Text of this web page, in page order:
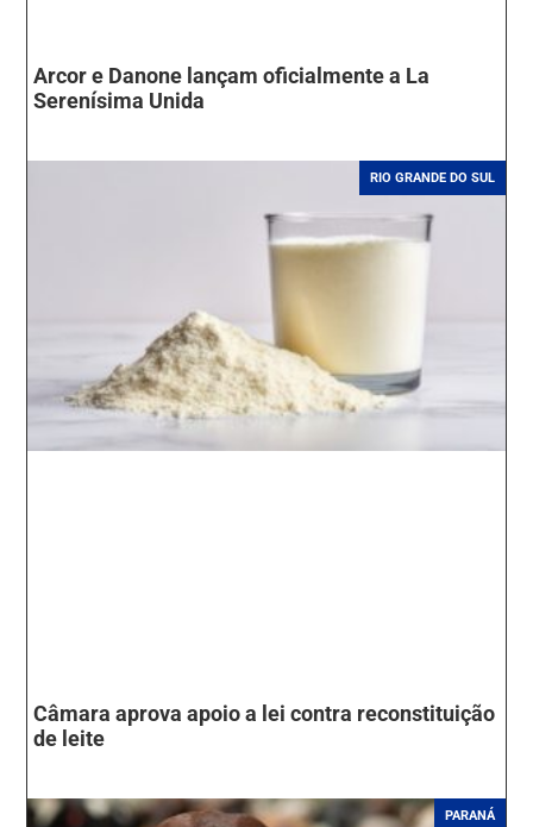
Arcor e Danone lançam oficialmente a La
Serenísima Unida
RIO GRANDE DO SUL
Câmara aprova apoio a lei contra reconstituição
de leite
PARANÁ